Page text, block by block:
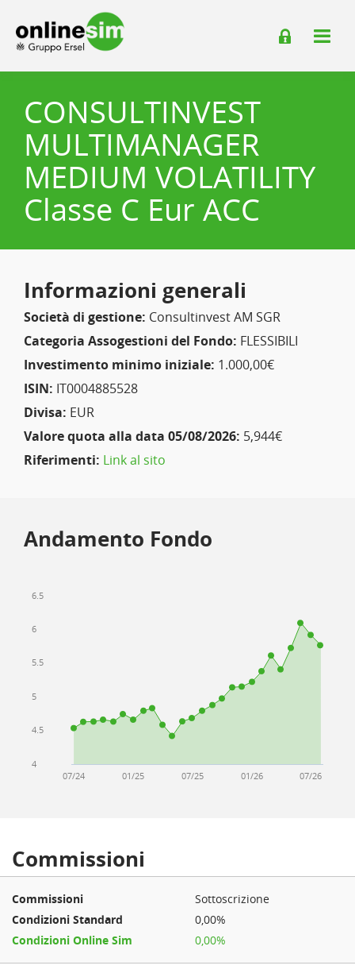
CONSULTINVEST
MULTIMANAGER
MEDIUM VOLATILITY
Classe C Eur ACC
Informazioni generali
Società di gestione: Consultinvest AM SGR
Categoria Assogestioni del Fondo: FLESSIBILI
Investimento minimo iniziale: 1.000,00€
ISIN: IT0004885528
Divisa: EUR
Valore quota alla data 05/08/2026: 5,944€
Riferimenti: Link al sito
Andamento Fondo
07/24 01/25 07/25 01/26 07/26
4
4.5
5
5.5
6
6.5
Commissioni
Sottoscrizione
0,00%
0,00%